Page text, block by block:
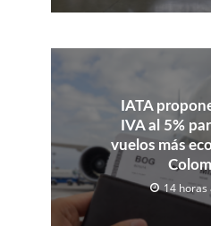
IATA
IVA al 5%
vuelos más
14 horas